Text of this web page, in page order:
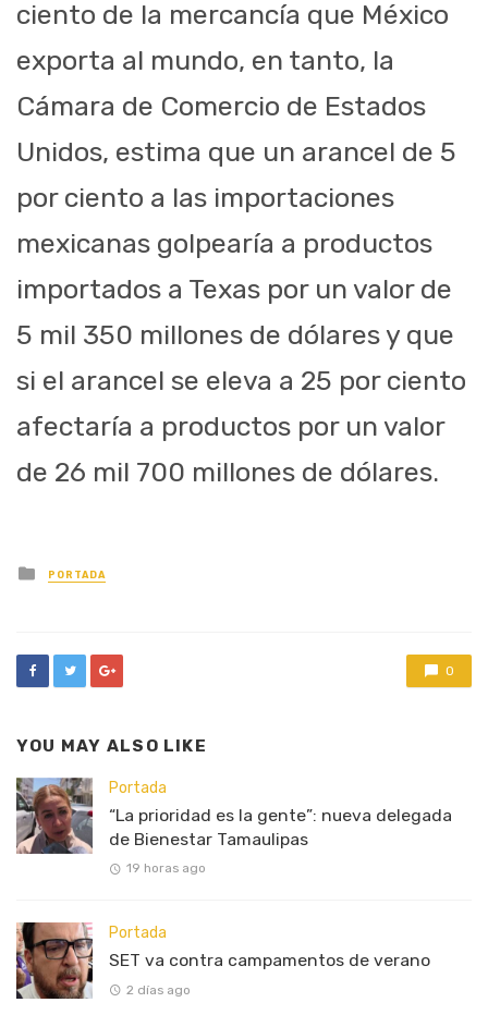
ciento de la mercancía que México
exporta al mundo, en tanto, la
Cámara de Comercio de Estados
Unidos, estima que un arancel de 5
por ciento a las importaciones
mexicanas golpearía a productos
importados a Texas por un valor de
5 mil 350 millones de dólares y que
si el arancel se eleva a 25 por ciento
afectaría a productos por un valor
de 26 mil 700 millones de dólares.
Posted
in
PORTADA
0
YOU MAY ALSO LIKE
Portada
“La prioridad es la gente”: nueva delegada
de Bienestar Tamaulipas
19 horas ago
Portada
SET va contra campamentos de verano
2 días ago